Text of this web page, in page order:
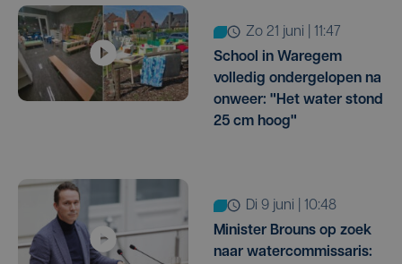
zo 21 juni | 11:47
School in Waregem
volledig ondergelopen na
onweer: "Het water stond
25 cm hoog"
di 9 juni | 10:48
Minister Brouns op zoek
naar watercommissaris: